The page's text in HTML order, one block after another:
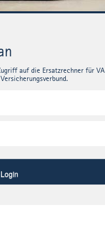
auf die Ersatzrechner für VA